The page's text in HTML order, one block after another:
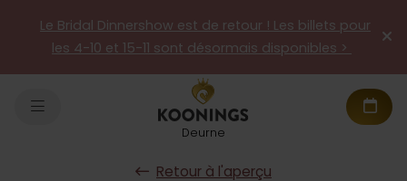
Le Bridal Dinnershow est de retour ! Les billets pour
les 4-10 et 15-11 sont désormais disponibles >
Deurne
Retour à l'aperçu